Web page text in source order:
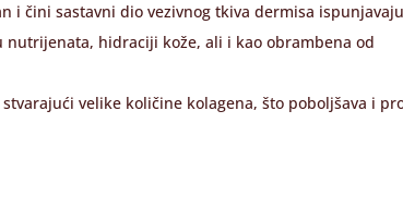
čini sastavni dio vezivnog tkiva dermisa
hidraciji kože, ali i kao obrambena od
velike količine kolagena, što poboljšava i